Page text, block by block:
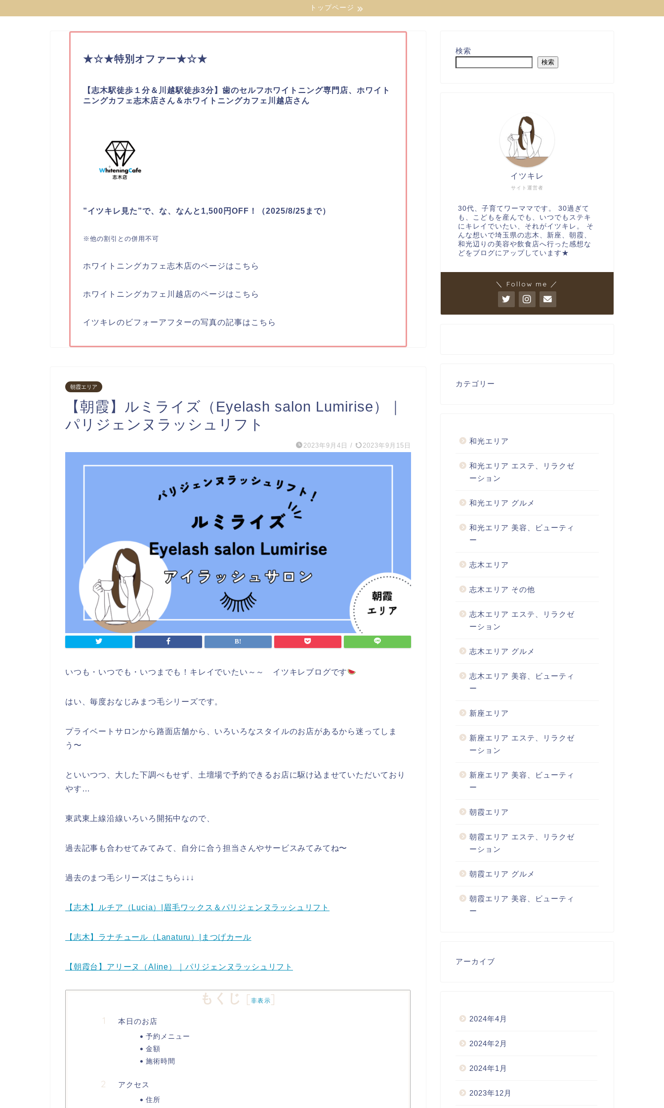
トップページ
★☆★特別オファー★☆★
【志木駅徒歩１分＆川越駅徒歩3分】歯のセルフホワイトニング専門店、ホワイト
ニングカフェ志木店さん＆ホワイトニングカフェ川越店さん
”イツキレ見た”で、な、なんと1,500円OFF！（2025/8/25まで）
※他の割引との併用不可
ホワイトニングカフェ志木店のページはこちら
ホワイトニングカフェ川越店のページはこちら
イツキレのビフォーアフターの写真の記事はこちら
朝霞エリア
【朝霞】ルミライズ（Eyelash salon Lumirise）｜
パリジェンヌラッシュリフト
2023年9月4日 / 2023年9月15日
いつも・いつでも・いつまでも！キレイでいたい～～ イツキレブログです
はい、毎度おなじみまつ毛シリーズです。
プライベートサロンから路面店舗から、いろいろなスタイルのお店があるから迷ってしま
う〜
といいつつ、大した下調べもせず、土壇場で予約できるお店に駆け込ませていただいており
やす…
東武東上線沿線いろいろ開拓中なので、
過去記事も合わせてみてみて、自分に合う担当さんやサービスみてみてね〜
過去のまつ毛シリーズはこちら↓↓↓
【志木】ルチア（Lucia）|眉毛ワックス＆パリジェンヌラッシュリフト
【志木】ラナチュール（Lanaturu）|まつげカール
【朝霞台】アリーヌ（Aline）｜パリジェンヌラッシュリフト
もくじ [非表示]
本日のお店
予約メニュー
金額
施術時間
アクセス
住所
検索
検索
サイト運営者
イツキレ
30代、子育てワーママです。 30過ぎて
も、こどもを産んでも、いつでもステキ
にキレイでいたい、それがイツキレ。 そ
んな想いで埼玉県の志木、新座、朝霞、
和光辺りの美容や飲食店へ行った感想な
どをブログにアップしています★
＼ Follow me ／
カテゴリー
和光エリア
和光エリア エステ、リラクゼ
ーション
和光エリア グルメ
和光エリア 美容、ビューティ
ー
志木エリア
志木エリア その他
志木エリア エステ、リラクゼ
ーション
志木エリア グルメ
志木エリア 美容、ビューティ
ー
新座エリア
新座エリア エステ、リラクゼ
ーション
新座エリア 美容、ビューティ
ー
朝霞エリア
朝霞エリア エステ、リラクゼ
ーション
朝霞エリア グルメ
朝霞エリア 美容、ビューティ
ー
アーカイブ
2024年4月
2024年2月
2024年1月
2023年12月